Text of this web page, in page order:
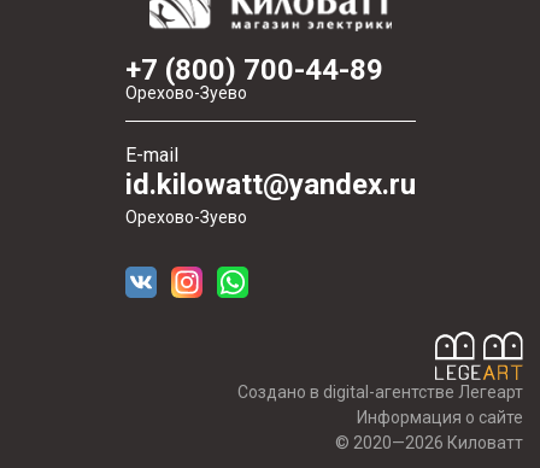
+7 (800) 700-44-89
Орехово-Зуево
E-mail
id.kilowatt@yandex.ru
Орехово-Зуево
© 2020—2026 Киловатт
Создано в digital-агентстве Легеарт
Информация о сайте